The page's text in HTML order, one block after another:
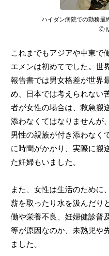
ハイダン病院での勤務最
🄫
これまでもアジアや中東で
エメンは初めてでした。世
報告書では男女格差が世界
め、日本では考えられない
者が女性の場合は、救急搬
添わなくてはなりませんが
男性の親族が付き添わなく
に時間がかかり、実際に搬
た妊婦もいました。
また、女性は生活のために
薪を取ったり水を汲んだり
働や栄養不良、妊婦健診普
等が原因なのか、未熟児や
ました。